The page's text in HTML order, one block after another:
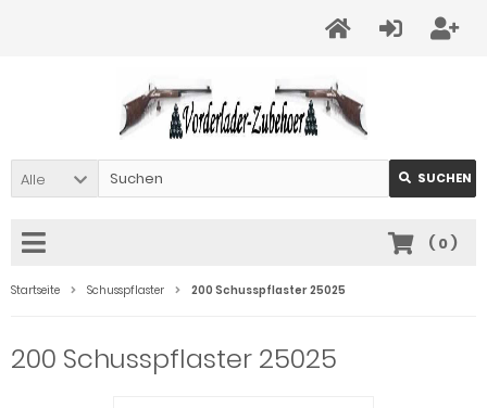
Alle SUCHEN
( 0)
Startseite Schusspflaster 200 Schusspflaster 25025
200 Schusspflaster 25025